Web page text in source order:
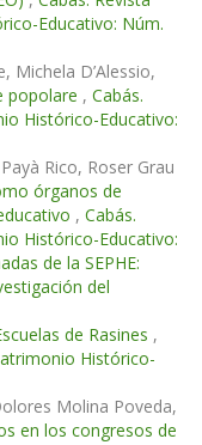
Educativo: Núm.
Michela D’Alessio,
popolare , Cabás.
Histórico-Educativo:
Rico, Roser Grau
órganos de
, Cabás.
Histórico-Educativo:
de la SEPHE:
del
de Rasines ,
Histórico-
Molina Poveda,
en los congresos de